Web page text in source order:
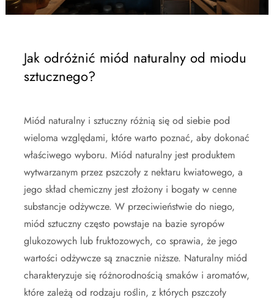
Jak odróżnić miód naturalny od miodu
sztucznego?
Miód naturalny i sztuczny różnią się od siebie pod
wieloma względami, które warto poznać, aby dokonać
właściwego wyboru. Miód naturalny jest produktem
wytwarzanym przez pszczoły z nektaru kwiatowego, a
jego skład chemiczny jest złożony i bogaty w cenne
substancje odżywcze. W przeciwieństwie do niego,
miód sztuczny często powstaje na bazie syropów
glukozowych lub fruktozowych, co sprawia, że jego
wartości odżywcze są znacznie niższe. Naturalny miód
charakteryzuje się różnorodnością smaków i aromatów,
które zależą od rodzaju roślin, z których pszczoły